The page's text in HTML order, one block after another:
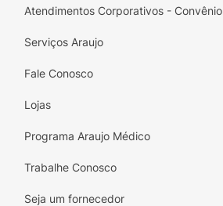
Atendimentos Corporativos - Convênio
Serviços Araujo
Fale Conosco
Lojas
Programa Araujo Médico
Trabalhe Conosco
Seja um fornecedor